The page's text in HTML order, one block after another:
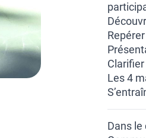
Les 4
Dans le